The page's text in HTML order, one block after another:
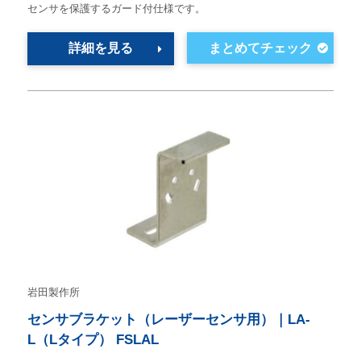
センサを保護するガード付仕様です。
詳細を見る
岩田製作所
センサブラケット（レーザーセンサ用）｜LA-
L（Lタイプ） FSLAL